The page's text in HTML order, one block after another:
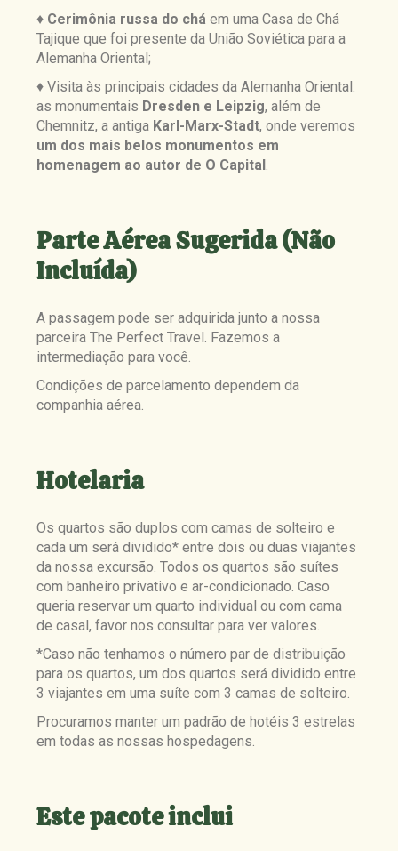
♦ Cerimônia russa do chá em uma Casa de Chá
Tajique que foi presente da União Soviética para a
Alemanha Oriental;
♦ Visita às principais cidades da Alemanha Oriental:
as monumentais Dresden e Leipzig, além de
Chemnitz, a antiga Karl-Marx-Stadt, onde veremos
um dos mais belos monumentos em
homenagem ao autor de O Capital.
Parte Aérea Sugerida (Não
Incluída)
A passagem pode ser adquirida junto a nossa
parceira The Perfect Travel. Fazemos a
intermediação para você.
Condições de parcelamento dependem da
companhia aérea.
Hotelaria
Os quartos são duplos com camas de solteiro e
cada um será dividido* entre dois ou duas viajantes
da nossa excursão. Todos os quartos são suítes
com banheiro privativo e ar-condicionado. Caso
queria reservar um quarto individual ou com cama
de casal, favor nos consultar para ver valores.
*Caso não tenhamos o número par de distribuição
para os quartos, um dos quartos será dividido entre
3 viajantes em uma suíte com 3 camas de solteiro.
Procuramos manter um padrão de hotéis 3 estrelas
em todas as nossas hospedagens.
Este pacote inclui